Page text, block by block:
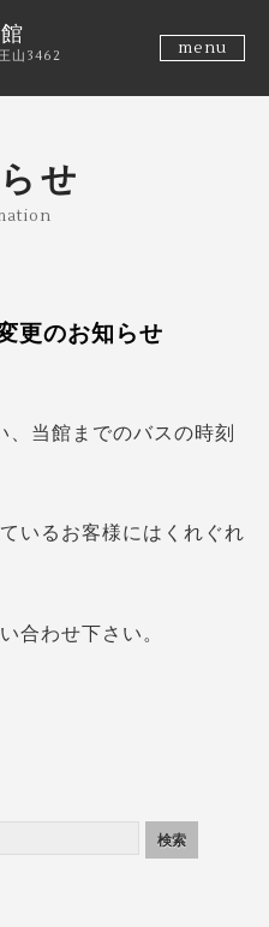
山3462
menu
せ
更のお知らせ
、当館までのバスの時刻
いるお客様にはくれぐれ
合わせ下さい。